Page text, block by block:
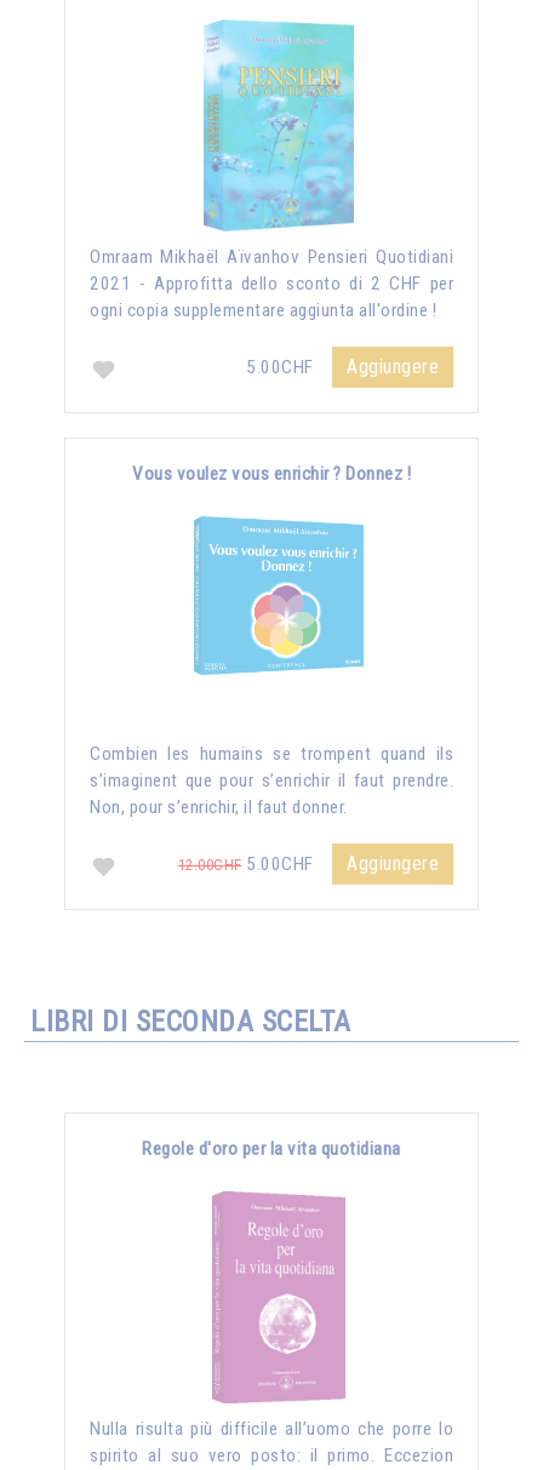
Omraam Mikhaël Aïvanhov Pensieri Quotidiani
2021 - Approfitta dello sconto di 2 CHF per
ogni copia supplementare aggiunta all'ordine !
5.00CHF Aggiungere
Vous voulez vous enrichir ? Donnez !
Combien les humains se trompent quand ils
s’imaginent que pour s’enrichir il faut prendre.
Non, pour s’enrichir, il faut donner.
12.00CHF5.00CHF Aggiungere
LIBRI DI SECONDA SCELTA
Regole d'oro per la vita quotidiana
Nulla risulta più difficile all’uomo che porre lo
spirito al suo vero posto: il primo. Eccezion